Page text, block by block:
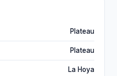
Plateau
Plateau
La Hoya